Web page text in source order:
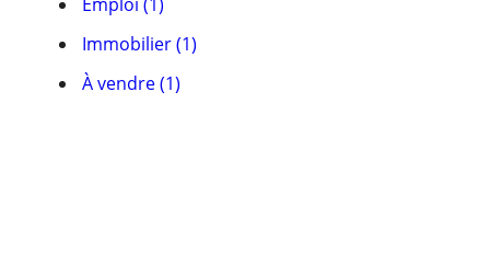
Immobilier (1)
À vendre (1)